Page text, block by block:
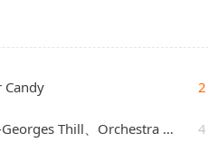
Candy 2
Thill、Orchestra Armand Bernard 4